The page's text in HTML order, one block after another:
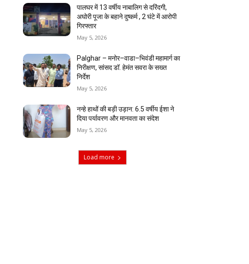
पालघर में 13 वर्षीय नाबालिग से दरिंदगी,
अघोरी पूजा के बहाने दुष्कर्म , 2 घंटे में आरोपी
गिरफ्तार
May 5, 2026
Palghar – मनोर–वाडा–भिवंडी महामार्ग का
निरीक्षण, सांसद डॉ. हेमंत सवरा के सख्त
निर्देश
May 5, 2026
नन्हे हाथों की बड़ी उड़ान: 6.5 वर्षीय ईशा ने
दिया पर्यावरण और मानवता का संदेश
May 5, 2026
Load more